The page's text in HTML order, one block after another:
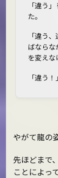
「違う
た。
「違う
ばなら
を変えな
「違う！」
やがて龍の
先ほどまで
ことによっ